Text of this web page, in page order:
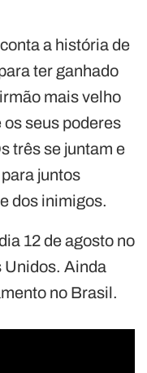
a história de
ter ganhado
mais velho
os seus poderes
três se juntam e
juntos
dos inimigos.
12 de agosto no
Unidos. Ainda
no Brasil.